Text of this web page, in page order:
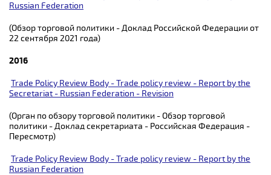
Russian Federation
(Обзор торговой политики - Доклад Российской Федерации от
22 сентября 2021 года)
2016
Trade Policy Review Body - Trade policy review - Report by the
Secretariat - Russian Federation - Revision
(Орган по обзору торговой политики - Обзор торговой
политики - Доклад секретариата - Российская Федерация -
Пересмотр)
Trade Policy Review Body - Trade policy review - Report by the
Russian Federation